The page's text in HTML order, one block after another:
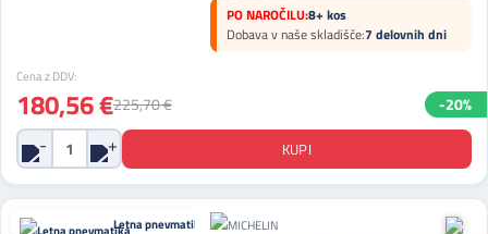
PO NAROČILU:8+ kos
Dobava v naše skladišče:7 delovnih dni
Cena z DDV:
180,56 €225,70 € -20%
Letna pnevmatika